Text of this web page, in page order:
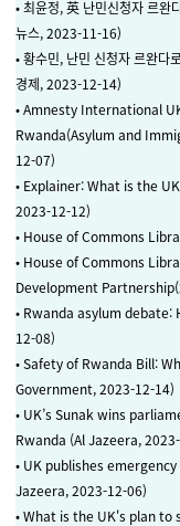
• 최윤정, 英 난민신청자 르
뉴스, 2023-11-16)
• 황수민, 난민 신청자 르완
경제, 2023-12-14)
• Amnesty International
Rwanda(Asylum and
12-07)
• Explainer: What is the
2023-12-12)
• House of Commons
• House of Commons
Development
• Rwanda asylum
12-08)
• Safety of Rwanda Bill:
Government, 2023-12-14)
• UK’s Sunak wins
Rwanda (Al Jazeera,
• UK publishes
Jazeera, 2023-12-06)
• What is the UK's plan to